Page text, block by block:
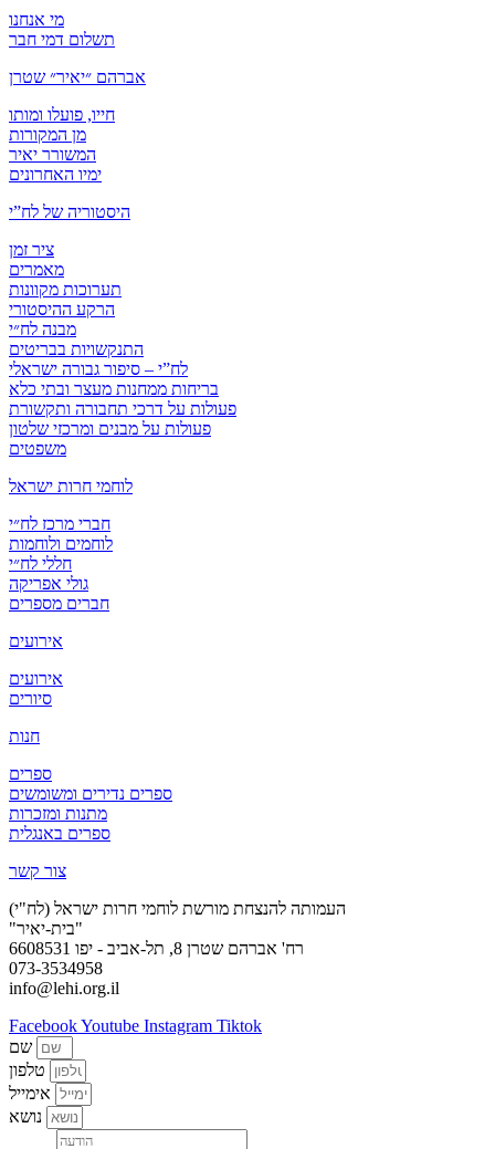
מי אנחנו
תשלום דמי חבר
אברהם ״יאיר״ שטרן
חייו, פועלו ומותו
מן המקורות
המשורר יאיר
ימיו האחרונים
היסטוריה של לח”י
ציר זמן
מאמרים
תערוכות מקוונות
הרקע ההיסטורי
מבנה לח״י
התנקשויות בבריטים
לח”י – סיפור גבורה ישראלי
בריחות ממחנות מעצר ובתי כלא
פעולות על דרכי תחבורה ותקשורת
פעולות על מבנים ומרכזי שלטון
משפטים
לוחמי חרות ישראל
חברי מרכז לח״י
לוחמים ולוחמות
חללי לח״י
גולי אפריקה
חברים מספרים
אירועים
אירועים
סיורים
חנות
ספרים
ספרים נדירים ומשומשים
מתנות ומזכרות
ספרים באנגלית
צור קשר
העמותה להנצחת מורשת לוחמי חרות ישראל (לח"י)
"בית-יאיר"
רח' אברהם שטרן 8, תל-אביב - יפו 6608531
073-3534958
info@lehi.org.il
FacebookYoutube Instagram Tiktok